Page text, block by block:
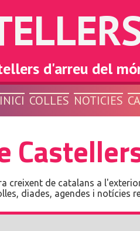
d'arreu del
INICI COLLES NOTICIES
creixent de catalans a
diades, agendes i notícies